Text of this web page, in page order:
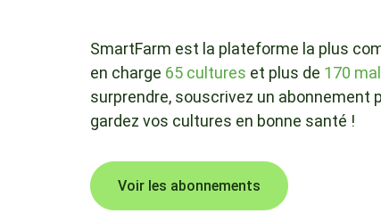
SmartFarm est la plateforme la plus
en charge 65 cultures et plus de 170
surprendre, souscrivez un abonnement
gardez vos cultures en bonne santé !
Voir les abonnements